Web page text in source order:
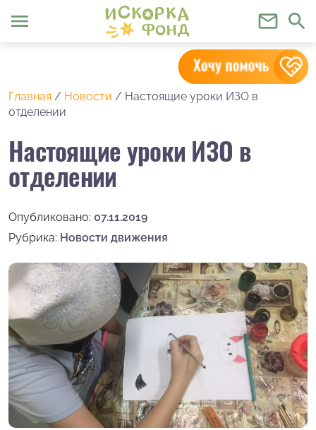
menu mail_outline search
Главная / Новости / Настоящие уроки ИЗО в
отделении
Настоящие уроки ИЗО в
отделении
Опубликовано: 07.11.2019
Рубрика: Новости движения